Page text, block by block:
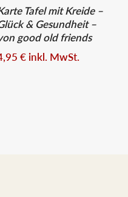
Tafel mit Kreide –
& Gesundheit –
good old friends
€ inkl. MwSt.